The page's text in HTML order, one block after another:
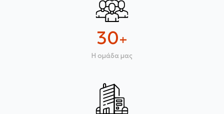
30+
H ομάδα μας